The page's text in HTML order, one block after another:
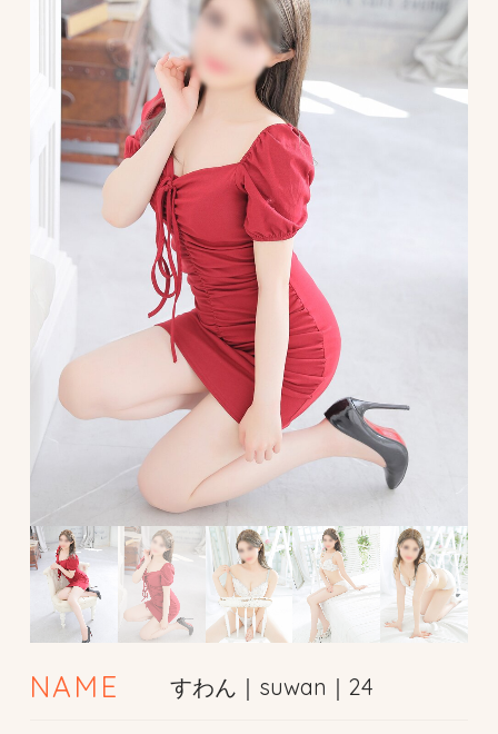
NAME すわん｜suwan｜24